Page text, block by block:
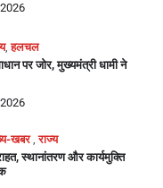
,हलचल
पर जोर, मुख्यमंत्री धामी ने
खबर ,राज्य
स्थानांतरण और कार्यमुक्ति